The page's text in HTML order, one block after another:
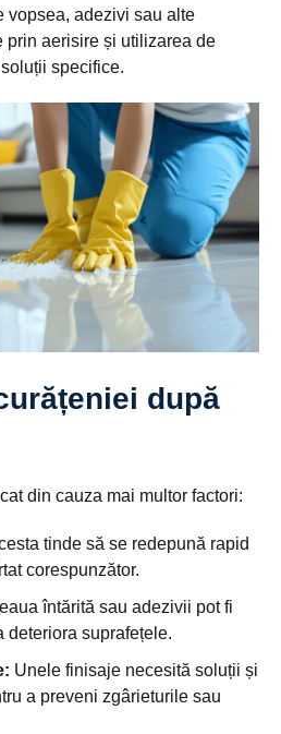
vopsea, adezivi sau alte
prin aerisire și utilizarea de
specifice.
după
din cauza mai multor factori:
tinde să se redepună rapid
corespunzător.
întărită sau adezivii pot fi
deteriora suprafețele.
Unele finisaje necesită soluții și
a preveni zgârieturile sau